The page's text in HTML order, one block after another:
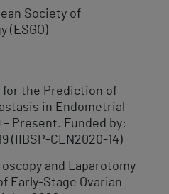
Society of
(ESGO)
for the Prediction of
in Endometrial
– Present. Funded by:
(IIBSP-CEN2020-14)
and Laparotomy
Early-Stage Ovarian